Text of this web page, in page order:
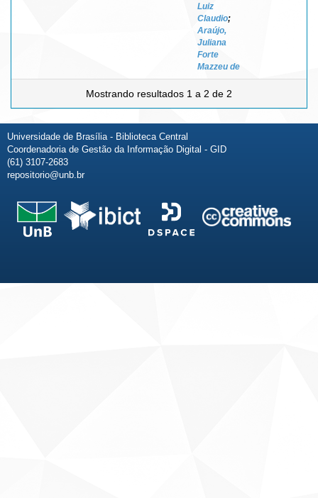
Luiz
Claudio;
Araújo,
Juliana
Forte
Mazzeu de
Mostrando resultados 1 a 2 de 2
Universidade de Brasília - Biblioteca Central
Coordenadoria de Gestão da Informação Digital - GID
(61) 3107-2683
repositorio@unb.br